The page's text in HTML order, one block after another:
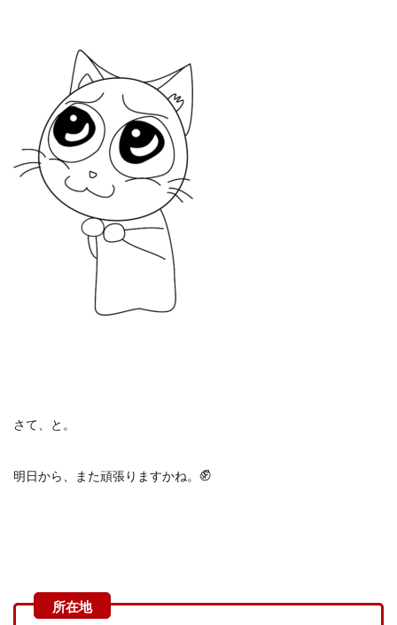
さて、と。
明日から、また頑張りますかね。 ✊